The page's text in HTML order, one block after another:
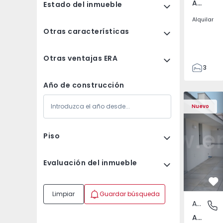
Estado del inmueble
Otras características
Otras ventajas ERA
Año de construcción
Piso
Evaluación del inmueble
Limpiar Guardar búsqueda
Av. Boavista, Porto
Alquilar
3
132
142
2
Nuevo
Apartamento T2
Av.
Apartamento
Av. Boavista, Porto